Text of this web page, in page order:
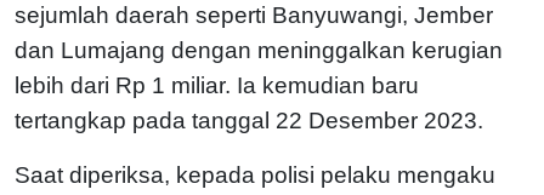
sejumlah daerah seperti Banyuwangi, Jember
dan Lumajang dengan meninggalkan kerugian
lebih dari Rp 1 miliar. Ia kemudian baru
tertangkap pada tanggal 22 Desember 2023.
Saat diperiksa, kepada polisi pelaku mengaku